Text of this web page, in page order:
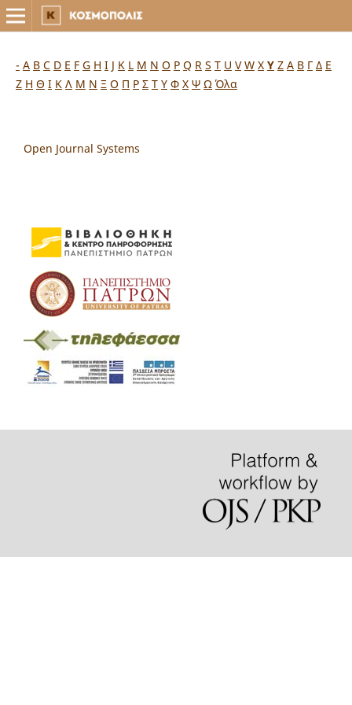
- A B C D E F G H I J K L M N O P Q R S T U V W X Y Z Α Β Γ Δ Ε
Ζ Η Θ Ι Κ Λ Μ Ν Ξ Ο Π Ρ Σ Τ Υ Φ Χ Ψ Ω Όλα
Open Journal Systems